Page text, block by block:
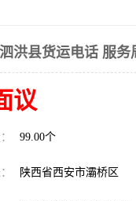
洪县货运电话 服
议
99.00个
陕西省西安市灞桥区